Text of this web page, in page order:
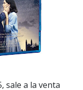
sale a la venta